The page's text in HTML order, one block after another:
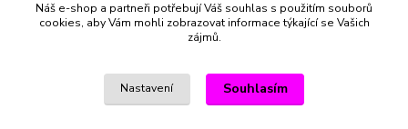
sperkyproradost@seznam.cz
Náš e-shop a partneři potřebují Váš souhlas s použitím souborů
cookies, aby Vám mohli zobrazovat informace týkající se Vašich
zájmů.
Nastavení Souhlasím